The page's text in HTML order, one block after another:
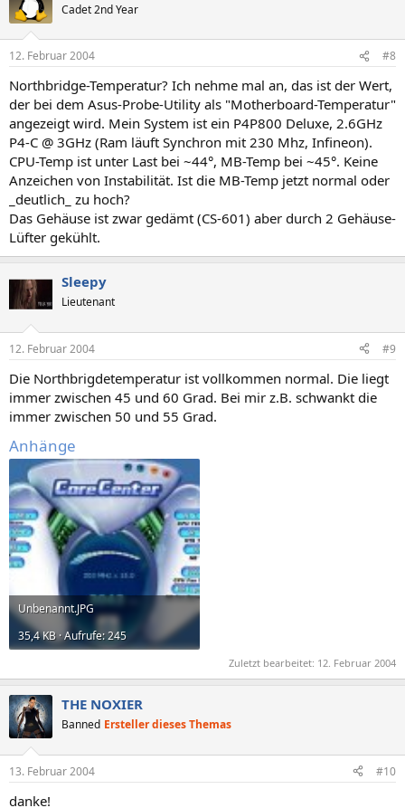
Cadet 2nd Year
12. Februar 2004 #8
Northbridge-Temperatur? Ich nehme mal an, das ist der Wert,
der bei dem Asus-Probe-Utility als "Motherboard-Temperatur"
angezeigt wird. Mein System ist ein P4P800 Deluxe, 2.6GHz
P4-C @ 3GHz (Ram läuft Synchron mit 230 Mhz, Infineon).
CPU-Temp ist unter Last bei ~44°, MB-Temp bei ~45°. Keine
Anzeichen von Instabilität. Ist die MB-Temp jetzt normal oder
_deutlich_ zu hoch?
Das Gehäuse ist zwar gedämt (CS-601) aber durch 2 Gehäuse-
Lüfter gekühlt.
Sleepy
Lieutenant
12. Februar 2004 #9
Die Northbrigdetemperatur ist vollkommen normal. Die liegt
immer zwischen 45 und 60 Grad. Bei mir z.B. schwankt die
immer zwischen 50 und 55 Grad.
Anhänge
Unbenannt.JPG
35,4 KB · Aufrufe: 245
Zuletzt bearbeitet: 12. Februar 2004
THE NOXIER
Banned Ersteller dieses Themas
13. Februar 2004 #10
danke!